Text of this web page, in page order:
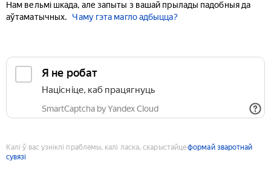
Нам вельмі шкада, але запыты з вашай прылады падобныя да
аўтаматычных.
Чаму гэта магло адбыцца?
Я не робат
Націсніце, каб працягнуць
SmartCaptcha by Yandex Cloud
Калі ў вас узніклі праблемы, калі ласка, скарыстайцеформай зваротнай
сувязі